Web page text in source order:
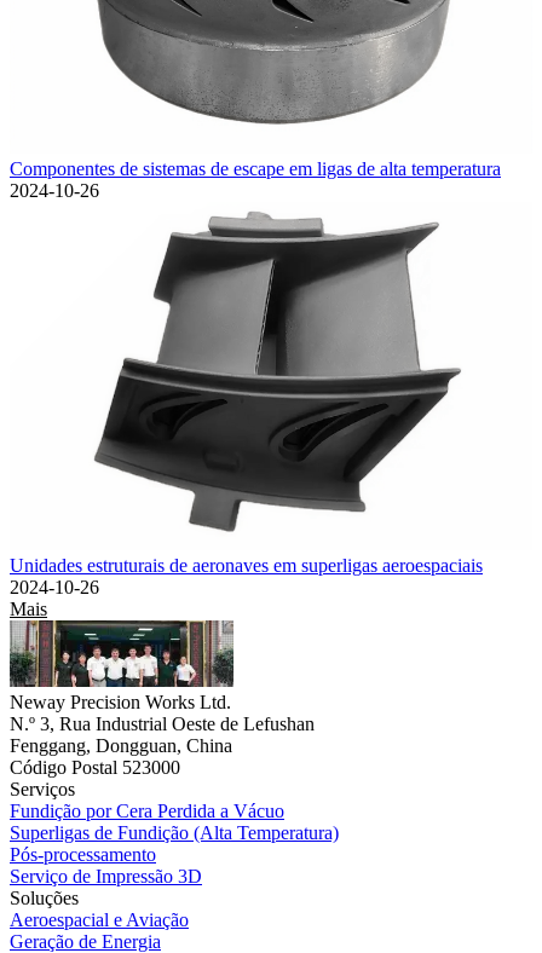
Componentes de sistemas de escape em ligas de alta temperatura
2024-10-26
Unidades estruturais de aeronaves em superligas aeroespaciais
2024-10-26
Mais
Neway Precision Works Ltd.
N.º 3, Rua Industrial Oeste de Lefushan
Fenggang, Dongguan, China
Código Postal 523000
Serviços
Fundição por Cera Perdida a Vácuo
Superligas de Fundição (Alta Temperatura)
Pós-processamento
Serviço de Impressão 3D
Soluções
Aeroespacial e Aviação
Geração de Energia